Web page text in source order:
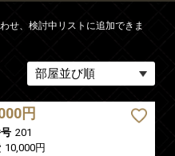
せ、検討中リストに追加できま
円
201
10,000円